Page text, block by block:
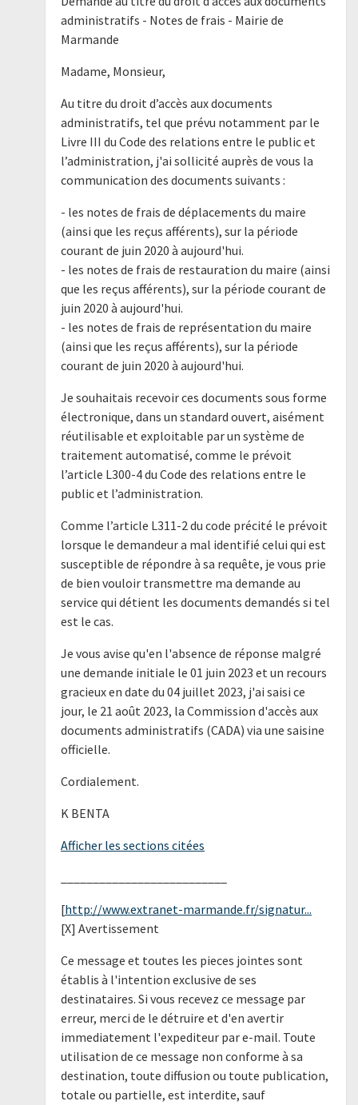
administratifs - Notes de frais - Mairie de
Marmande
Madame, Monsieur,
Au titre du droit d’accès aux documents
administratifs, tel que prévu notamment par le
Livre III du Code des relations entre le public et
l’administration, j'ai sollicité auprès de vous la
communication des documents suivants :
- les notes de frais de déplacements du maire
(ainsi que les reçus afférents), sur la période
courant de juin 2020 à aujourd'hui.
- les notes de frais de restauration du maire (ainsi
que les reçus afférents), sur la période courant de
juin 2020 à aujourd'hui.
- les notes de frais de représentation du maire
(ainsi que les reçus afférents), sur la période
courant de juin 2020 à aujourd'hui.
Je souhaitais recevoir ces documents sous forme
électronique, dans un standard ouvert, aisément
réutilisable et exploitable par un système de
traitement automatisé, comme le prévoit
l’article L300-4 du Code des relations entre le
public et l’administration.
Comme l’article L311-2 du code précité le prévoit
lorsque le demandeur a mal identifié celui qui est
susceptible de répondre à sa requête, je vous prie
de bien vouloir transmettre ma demande au
service qui détient les documents demandés si tel
est le cas.
Je vous avise qu'en l'absence de réponse malgré
une demande initiale le 01 juin 2023 et un recours
gracieux en date du 04 juillet 2023, j'ai saisi ce
jour, le 21 août 2023, la Commission d'accès aux
documents administratifs (CADA) via une saisine
officielle.
Cordialement.
K BENTA
Afficher les sections citées
[http://www.extranet-marmande.fr/signatur...
[X] Avertissement
Ce message et toutes les pieces jointes sont
établis à l'intention exclusive de ses
destinataires. Si vous recevez ce message par
erreur, merci de le détruire et d'en avertir
immediatement l'expediteur par e-mail. Toute
utilisation de ce message non conforme à sa
destination, toute diffusion ou toute publication,
totale ou partielle, est interdite, sauf